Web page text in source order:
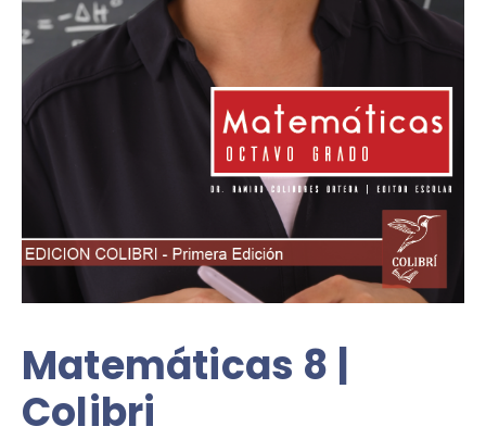
Matemáticas 8 |
Colibri